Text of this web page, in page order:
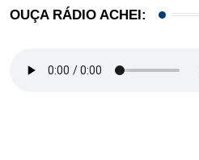
OUÇA RÁDIO ACHEI: